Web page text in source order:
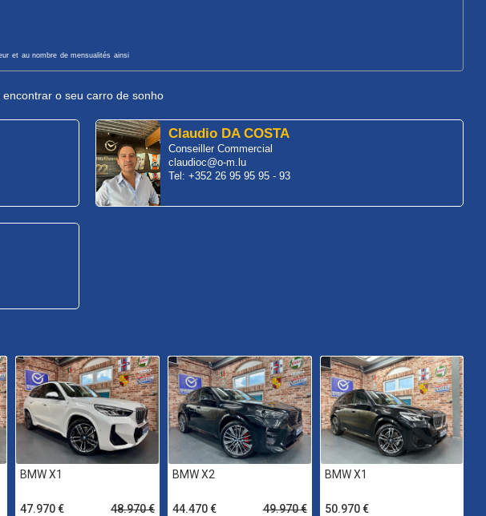
et au nombre de mensualités ainsi
o seu carro de sonho
Claudio DA COSTA
Conseiller Commercial
claudioc@o-m.lu
Tel: +352 26 95 95 95 - 93
BMW X1
48.970 €
47.970 €
BMW X2
49.970 €
44.470 €
BMW X1
50.970 €